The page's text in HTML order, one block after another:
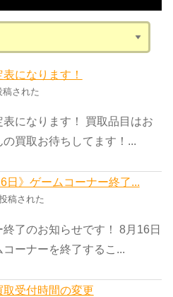
になります！
稿された
表になります！ 買取品目はお
買取お待ちしてます！...
日》ゲームコーナー終了...
稿された
了のお知らせです！ 8月16日
ーナーを終了するこ...
取受付時間の変更